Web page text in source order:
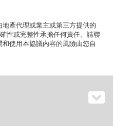
產代理或業主或第三方提供的
性或完整性承擔任何責任。請聯
使用本協議內容的風險由您自